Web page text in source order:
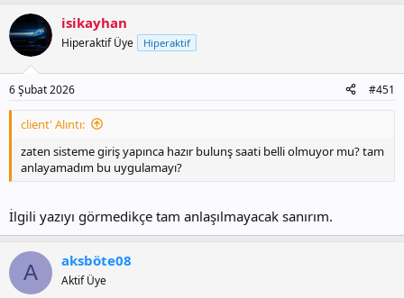
y
u
b
a
ş
l
a
t
n
g
ı
t
r
i
isikayhan
Hiperaktif Üye Hiperaktif
6 Şubat 2026 #451
client' Alıntı:
zaten sisteme giriş yapınca hazır bulunş saati belli olmuyor mu? tam
anlayamadım bu uygulamayı?
İlgili yazıyı görmedikçe tam anlaşılmayacak sanırım.
A aksböte08
Aktif Üye